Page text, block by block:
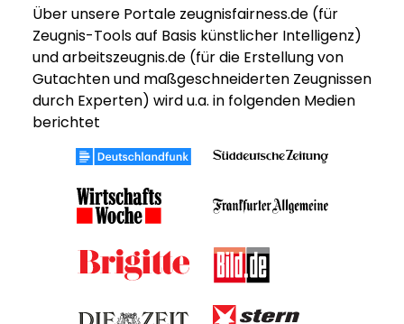
Über unsere Portale zeugnisfairness.de (für
Zeugnis-Tools auf Basis künstlicher Intelligenz)
und arbeitszeugnis.de (für die Erstellung von
Gutachten und maßgeschneiderten Zeugnissen
durch Experten) wird u.a. in folgenden Medien
berichtet